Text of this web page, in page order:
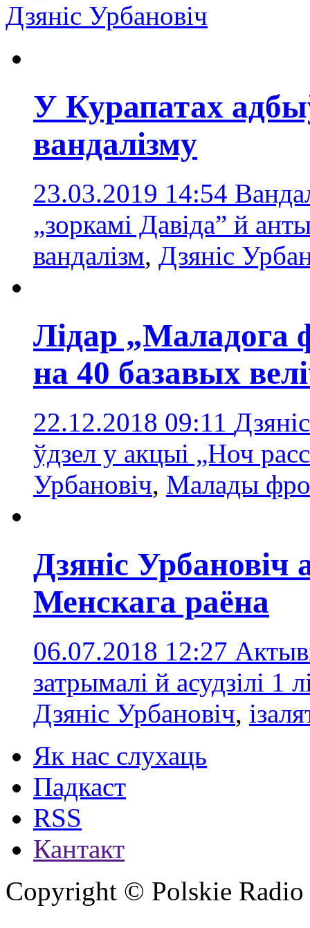
Дзяніс Урбановіч
У Курапатах
вандалізму
23.03.2019 14:54
„зоркамі Давіда” й
вандалізм, Дзяніс
Лідар
на 40 базавых
22.12.2018 09:11
ўдзел у акцыі „Ноч
Урбановіч, Малады
Дзяніс
Менскага раёна
06.07.2018 12:27
затрымалі й асудзілі 1
Дзяніс Урбановіч,
Як нас слухаць
Падкаст
RSS
Кантакт
Copyright © Polskie